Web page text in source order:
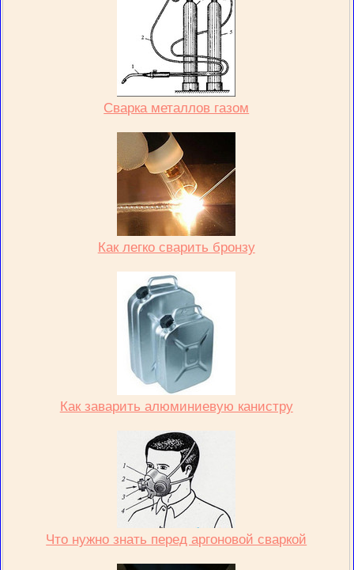
Сварка металлов газом
Как легко сварить бронзу
Как заварить алюминиевую канистру
Что нужно знать перед аргоновой сваркой